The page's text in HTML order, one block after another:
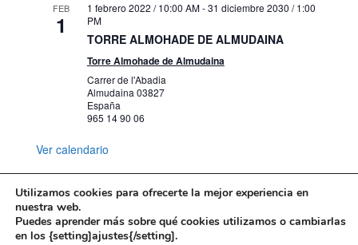
FEB
1
1 febrero 2022 / 10:00 AM-31 diciembre 2030 / 1:00
PM
TORRE ALMOHADE DE ALMUDAINA
Torre Almohade de Almudaina
Carrer de l'Abadia
Almudaina 03827
España
965 14 90 06
Ver calendario
Mapa web
Política de Privacidad
Utilizamos cookies para ofrecerte la mejor experiencia en
nuestra web.
Puedes aprender más sobre qué cookies utilizamos o cambiarlas
en los {setting]ajustes{/setting].